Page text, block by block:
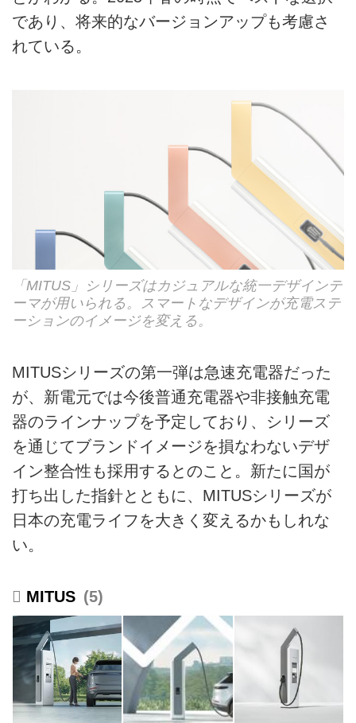
であり、将来的なバージョンアップも考慮さ
れている。
「MITUS」シリーズはカジュアルな統一デザインテ
ーマが用いられる。スマートなデザインが充電ステ
ーションのイメージを変える。
MITUSシリーズの第一弾は急速充電器だった
が、新電元では今後普通充電器や非接触充電
器のラインナップを予定しており、シリーズ
を通じてブランドイメージを損なわないデザ
イン整合性も採用するとのこと。新たに国が
打ち出した指針とともに、MITUSシリーズが
日本の充電ライフを大きく変えるかもしれな
い。
MITUS 5